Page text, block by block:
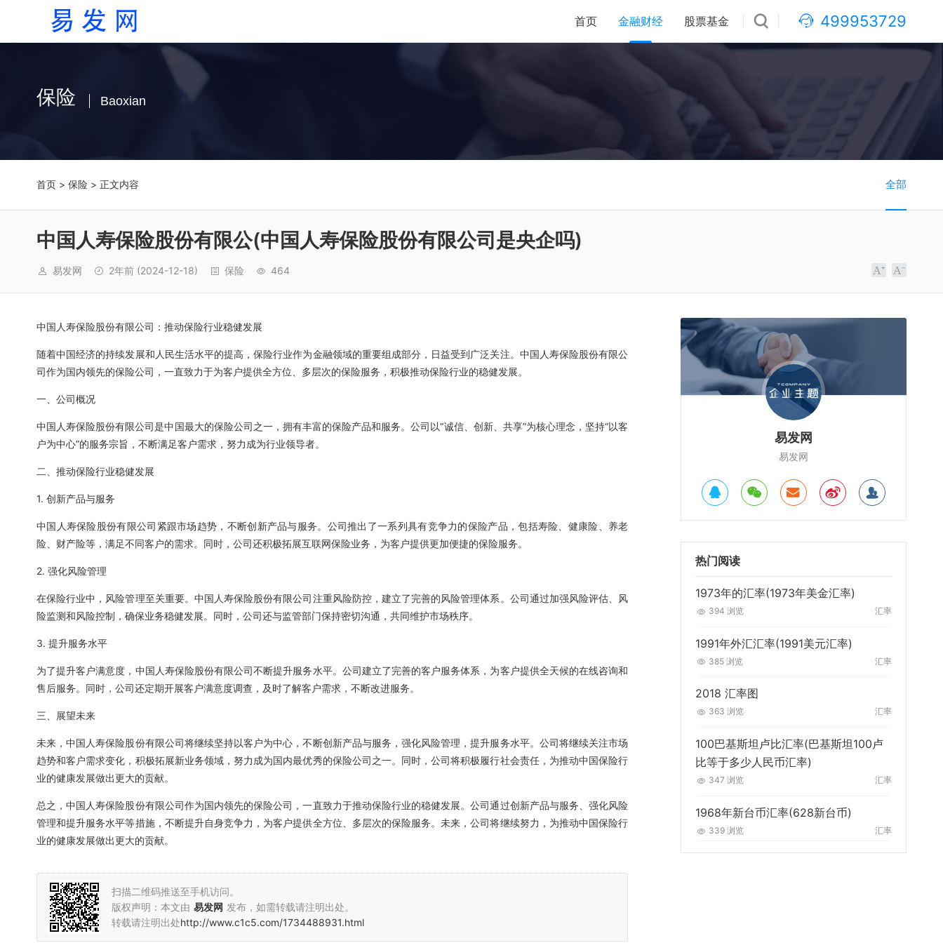
499953729
首页 金融财经 股票基金
保险 Baoxian
首页 > 保险 > 正文内容 全部
中国人寿保险股份有限公(中国人寿保险股份有限公司是央企吗)
易发网 2年前 (2024-12-18) 保险 464
中国人寿保险股份有限公司：推动保险行业稳健发展
随着中国经济的持续发展和人民生活水平的提高，保险行业作为金融领域的重要组成部分，日益受到广泛关注。中国人寿保险股份有限公
司作为国内领先的保险公司，一直致力于为客户提供全方位、多层次的保险服务，积极推动保险行业的稳健发展。
一、公司概况
中国人寿保险股份有限公司是中国最大的保险公司之一，拥有丰富的保险产品和服务。公司以“诚信、创新、共享”为核心理念，坚持“以客
户为中心”的服务宗旨，不断满足客户需求，努力成为行业领导者。
二、推动保险行业稳健发展
1. 创新产品与服务
中国人寿保险股份有限公司紧跟市场趋势，不断创新产品与服务。公司推出了一系列具有竞争力的保险产品，包括寿险、健康险、养老
险、财产险等，满足不同客户的需求。同时，公司还积极拓展互联网保险业务，为客户提供更加便捷的保险服务。
2. 强化风险管理
在保险行业中，风险管理至关重要。中国人寿保险股份有限公司注重风险防控，建立了完善的风险管理体系。公司通过加强风险评估、风
险监测和风险控制，确保业务稳健发展。同时，公司还与监管部门保持密切沟通，共同维护市场秩序。
3. 提升服务水平
为了提升客户满意度，中国人寿保险股份有限公司不断提升服务水平。公司建立了完善的客户服务体系，为客户提供全天候的在线咨询和
售后服务。同时，公司还定期开展客户满意度调查，及时了解客户需求，不断改进服务。
三、展望未来
未来，中国人寿保险股份有限公司将继续坚持以客户为中心，不断创新产品与服务，强化风险管理，提升服务水平。公司将继续关注市场
趋势和客户需求变化，积极拓展新业务领域，努力成为国内最优秀的保险公司之一。同时，公司将积极履行社会责任，为推动中国保险行
业的健康发展做出更大的贡献。
总之，中国人寿保险股份有限公司作为国内领先的保险公司，一直致力于推动保险行业的稳健发展。公司通过创新产品与服务、强化风险
管理和提升服务水平等措施，不断提升自身竞争力，为客户提供全方位、多层次的保险服务。未来，公司将继续努力，为推动中国保险行
业的健康发展做出更大的贡献。
扫描二维码推送至手机访问。
版权声明：本文由 易发网 发布，如需转载请注明出处。
转载请注明出处http://www.c1c5.com/1734488931.html
易发网
易发网
热门阅读
1973年的汇率(1973年美金汇率)
394 浏览 汇率
1991年外汇汇率(1991美元汇率)
385 浏览 汇率
2018 汇率图
363 浏览 汇率
100巴基斯坦卢比汇率(巴基斯坦100卢
比等于多少人民币汇率)
347 浏览 汇率
1968年新台币汇率(628新台币)
339 浏览 汇率